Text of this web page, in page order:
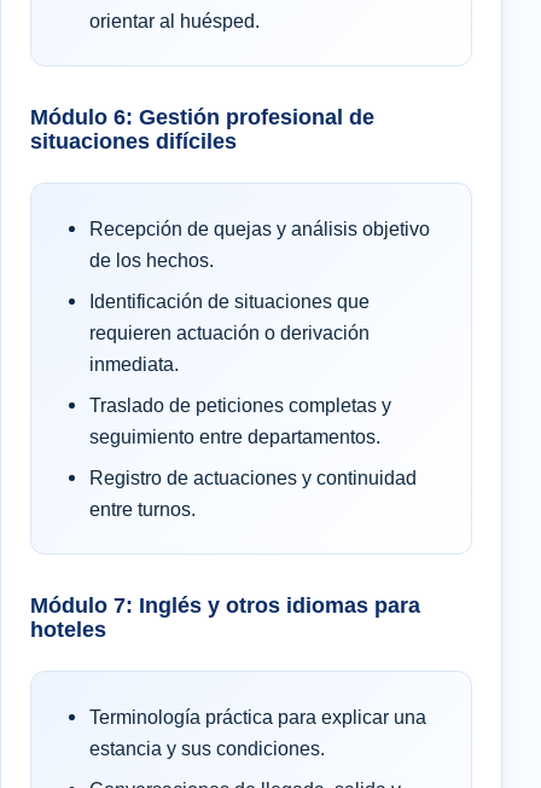
orientar al huésped.
Módulo 6: Gestión profesional de
situaciones difíciles
Recepción de quejas y análisis objetivo
de los hechos.
Identificación de situaciones que
requieren actuación o derivación
inmediata.
Traslado de peticiones completas y
seguimiento entre departamentos.
Registro de actuaciones y continuidad
entre turnos.
Módulo 7: Inglés y otros idiomas para
hoteles
Terminología práctica para explicar una
estancia y sus condiciones.